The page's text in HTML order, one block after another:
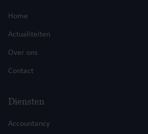
Home
Actualiteiten
Over ons
Contact
Diensten
Accountancy